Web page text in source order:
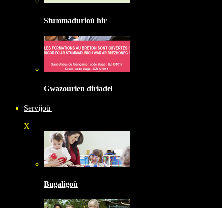
Stummadurioù hir
Gwazourien diriadel
Servijoù
X
Bugaligoù